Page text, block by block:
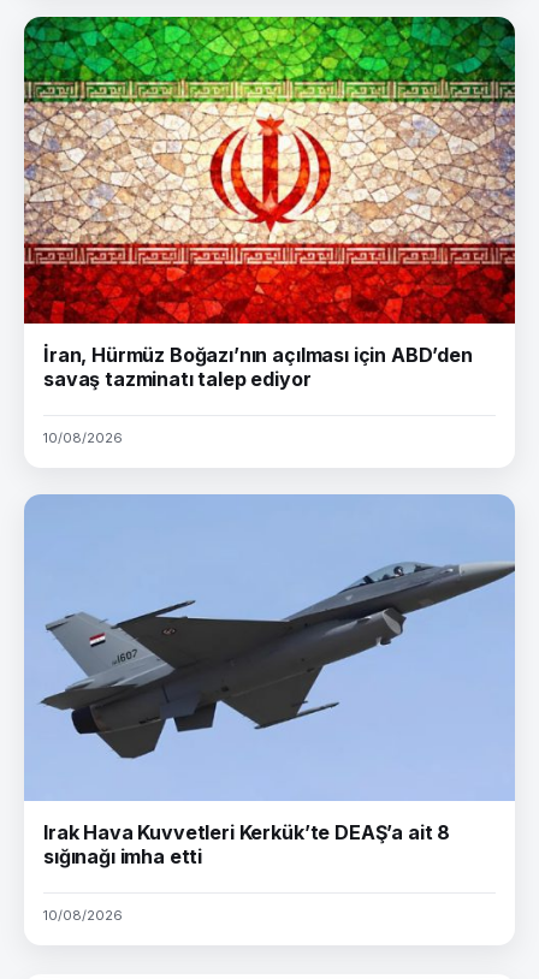
İran, Hürmüz Boğazı’nın açılması için ABD’den
savaş tazminatı talep ediyor
10/08/2026
Irak Hava Kuvvetleri Kerkük’te DEAŞ’a ait 8
sığınağı imha etti
10/08/2026